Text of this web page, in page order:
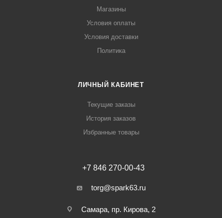
Магазины
Условия оплаты
Условия доставки
Политика
ЛИЧНЫЙ КАБИНЕТ
Текущие заказы
История заказов
Избранные товары
+7 846 270-00-43
torg@spark63.ru
Самара, пр. Кирова, 2